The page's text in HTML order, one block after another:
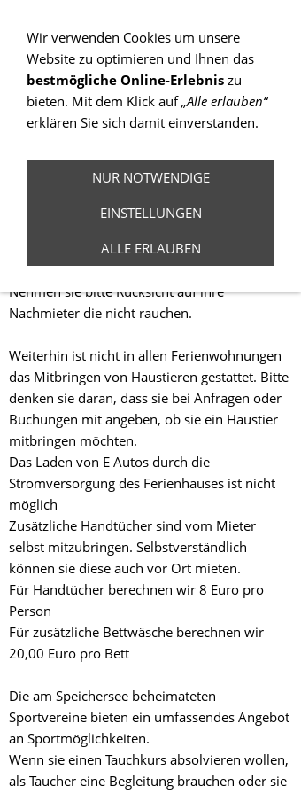
Website, die für mobile Geräte optimiert wurde.
Zur Desktop-Version
Hinweis nicht mehr anzeigen
Ferienwohnungen
Bitte beachten sie, dass in den
Ferienwohnungen nicht geraucht werden darf.
Nehmen sie bitte Rücksicht auf ihre
Nachmieter die nicht rauchen.
Weiterhin ist nicht in allen Ferienwohnungen
das Mitbringen von Haustieren gestattet. Bitte
denken sie daran, dass sie bei Anfragen oder
Buchungen mit angeben, ob sie ein Haustier
mitbringen möchten.
Das Laden von E Autos durch die
Stromversorgung des Ferienhauses ist nicht
möglich
Zusätzliche Handtücher sind vom Mieter
selbst mitzubringen. Selbstverständlich
können sie diese auch vor Ort mieten.
Für Handtücher berechnen wir 8 Euro pro
Person
Für zusätzliche Bettwäsche berechnen wir
20,00 Euro pro Bett
Die am Speichersee beheimateten
Sportvereine bieten ein umfassendes Angebot
an Sportmöglichkeiten.
Wenn sie einen Tauchkurs absolvieren wollen,
als Taucher eine Begleitung brauchen oder sie
Wir verwenden Cookies um unsere
Website zu optimieren und Ihnen das
bestmögliche Online-Erlebnis zu
bieten. Mit dem Klick auf„Alle erlauben“
erklären Sie sich damit einverstanden.
NUR NOTWENDIGE
EINSTELLUNGEN
ALLE ERLAUBEN